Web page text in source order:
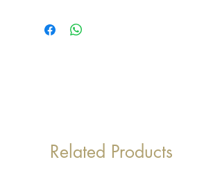
Couleur: Noire
Related Products